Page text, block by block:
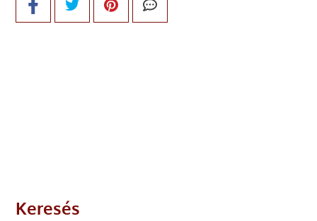
Keresés